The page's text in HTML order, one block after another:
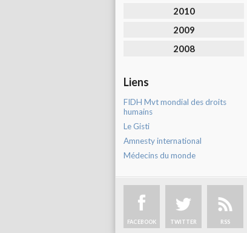
2010
2009
2008
Liens
FIDH Mvt mondial des droits
humains
Le Gisti
Amnesty international
Médecins du monde
FACEBOOK TWITTER RSS